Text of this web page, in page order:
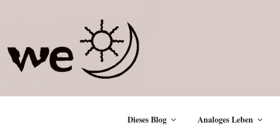
Dieses Blog Analoges Leben